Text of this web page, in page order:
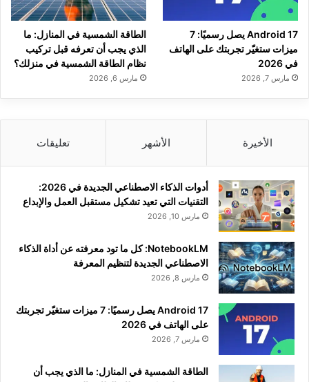
Android 17 يصل رسميًا: 7
ميزات ستغيّر تجربتك على الهاتف
في 2026
مارس 7, 2026
الطاقة الشمسية في المنازل: ما
الذي يجب أن تعرفه قبل تركيب
نظام الطاقة الشمسية في منزلك؟
مارس 6, 2026
الأخيرة الأشهر تعليقات
أدوات الذكاء الاصطناعي الجديدة في 2026:
التقنيات التي تعيد تشكيل مستقبل العمل والإبداع
مارس 10, 2026
NotebookLM: كل ما تود معرفته عن أداة الذكاء
الاصطناعي الجديدة لتنظيم المعرفة
مارس 8, 2026
Android 17 يصل رسميًا: 7 ميزات ستغيّر تجربتك
على الهاتف في 2026
مارس 7, 2026
الطاقة الشمسية في المنازل: ما الذي يجب أن